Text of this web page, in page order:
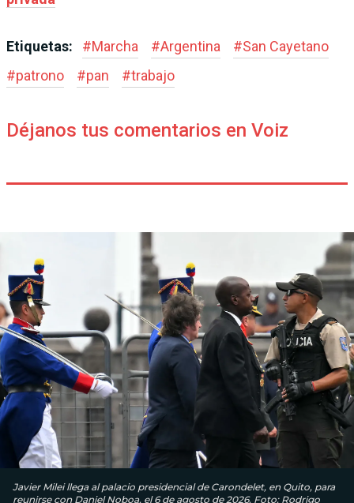
Etiquetas: #Marcha #Argentina #San Cayetano
#patrono #pan #trabajo
Déjanos tus comentarios en Voiz
Javier Milei llega al palacio presidencial de Carondelet, en Quito, para
reunirse con Daniel Noboa, el 6 de agosto de 2026. Foto: Rodrigo